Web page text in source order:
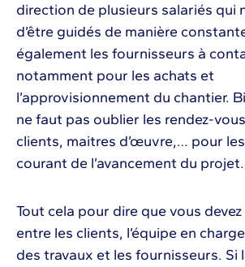
direction de plusieurs salariés qui
d’être guidés de manière
également les fournisseurs à
notamment pour les achats et
l’approvisionnement du chantier.
ne faut pas oublier les rendez-
clients, maitres d’œuvre,… pour
courant de l’avancement du projet.
Tout cela pour dire que vous
entre les clients, l’équipe en
des travaux et les fournisseurs. Si